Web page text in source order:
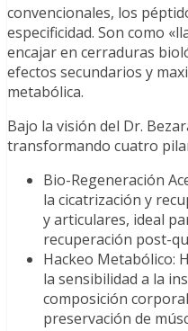
convencionales, los
especificidad. Son como
encajar en cerraduras
efectos secundarios y
metabólica.
Bajo la visión del Dr.
transformando cuatro
Bio-Regeneración
la cicatrización y
y articulares, ideal
recuperación post-
Hackeo Metabólico:
la sensibilidad a la
composición
preservación de